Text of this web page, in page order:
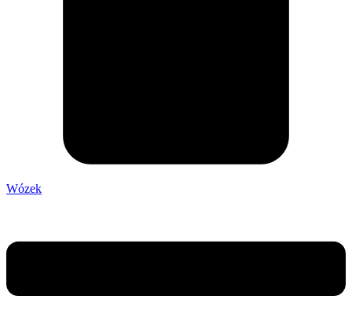
Wózek